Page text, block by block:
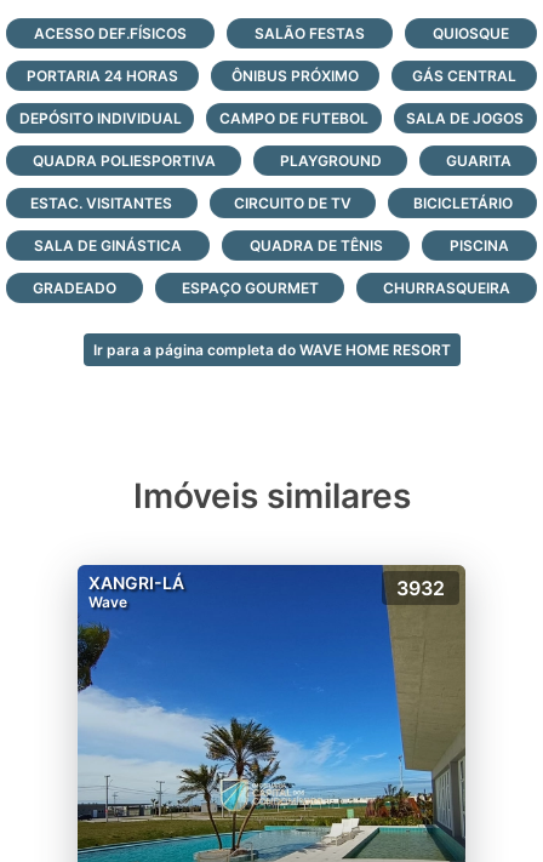
-Mirante Deck
-Playground
-Ciclovia
-Quiosque
-Quadra poliesportiva
-Beach tênis
-Clube
-Piscina adulto
-Piscina infantil
-Piscina aquecida
-Bicicletário e estacionamento para
-Fireplace
bikes
-Lagos
ACESSO DEF.FÍSICOS SALÃO FESTAS QUIOSQUE
PORTARIA 24 HORAS ÔNIBUS PRÓXIMO GÁS CENTRAL
DEPÓSITO INDIVIDUAL CAMPO DE FUTEBOL SALA DE JOGOS
QUADRA POLIESPORTIVA PLAYGROUND GUARITA
ESTAC. VISITANTES CIRCUITO DE TV BICICLETÁRIO
SALA DE GINÁSTICA QUADRA DE TÊNIS PISCINA
GRADEADO ESPAÇO GOURMET CHURRASQUEIRA
Ir para a página completa do WAVE HOME RESORT
Imóveis similares
XANGRI-LÁ
Wave
3932